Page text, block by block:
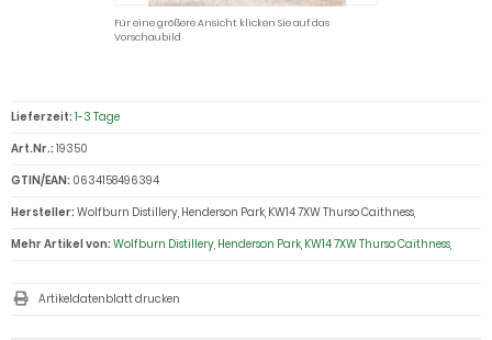
Für eine größere Ansicht klicken Sie auf das
Vorschaubild
Lieferzeit: 1-3 Tage
Art.Nr.: 19350
GTIN/EAN: 0634158496394
Hersteller: Wolfburn Distillery, Henderson Park, KW14 7XW Thurso Caithness,
Mehr Artikel von: Wolfburn Distillery, Henderson Park, KW14 7XW Thurso Caithness,
Artikeldatenblatt drucken